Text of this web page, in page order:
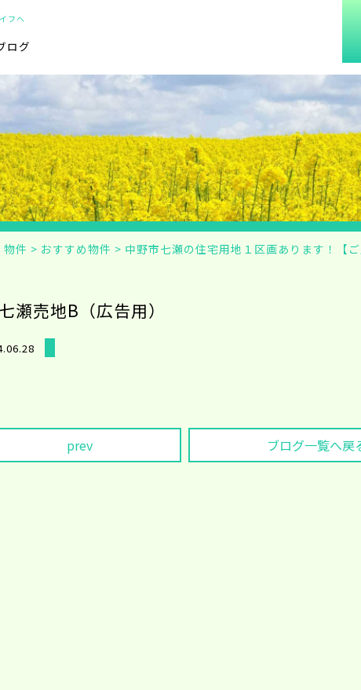
フへ
ログ
物件 > おすすめ物件 > 中野市七瀬の住宅用地１区画あります！【
七瀬売地B（広告用）
prev ブログ一覧へ戻